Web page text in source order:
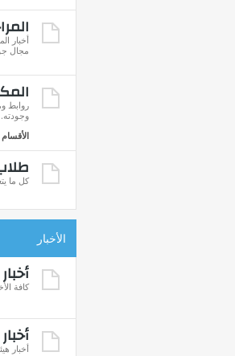
أخبار
مجال
روابط
وجودته.
كل ما
الأخبار
كافة
أخبار